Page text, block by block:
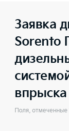
Заявка
Sorento
впрыска
Поля, отмеченные